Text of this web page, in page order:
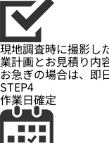
現地調査時に撮影し
業計画とお見積り内
お急ぎの場合は、即
STEP4
作業日確定